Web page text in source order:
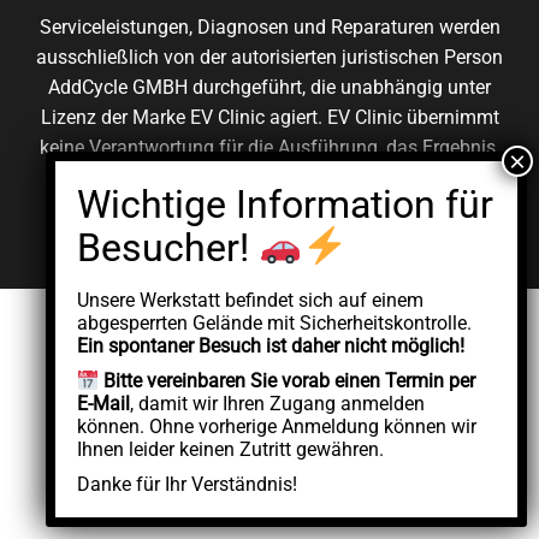
Serviceleistungen, Diagnosen und Reparaturen werden
ausschließlich von der autorisierten juristischen Person
AddCycle GMBH durchgeführt, die unabhängig unter
Lizenz der Marke EV Clinic agiert. EV Clinic übernimmt
keine Verantwortung für die Ausführung, das Ergebnis,
Schäden im Zusammenhang mit der erbrachten
Dienstleistung.
Unsere Werkstatt befindet sich auf einem
abgesperrten Gelände mit Sicherheitskontrolle.
Ein spontaner Besuch ist daher nicht möglich!
Bitte vereinbaren Sie vorab einen Termin per
E-Mail, damit wir Ihren Zugang anmelden
können. Ohne vorherige Anmeldung können wir
Ihnen leider keinen Zutritt gewähren.
Danke für Ihr Verständnis!